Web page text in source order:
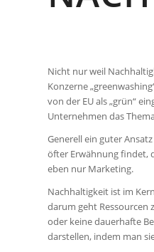
Nicht nur weil
Konzerne
von der EU als „grün“
Unternehmen das
Generell ein guter
öfter Erwähnung findet,
eben nur Marketing.
Nachhaltigkeit ist im
darum geht Ressourcen
oder keine dauerhafte
darstellen, indem man